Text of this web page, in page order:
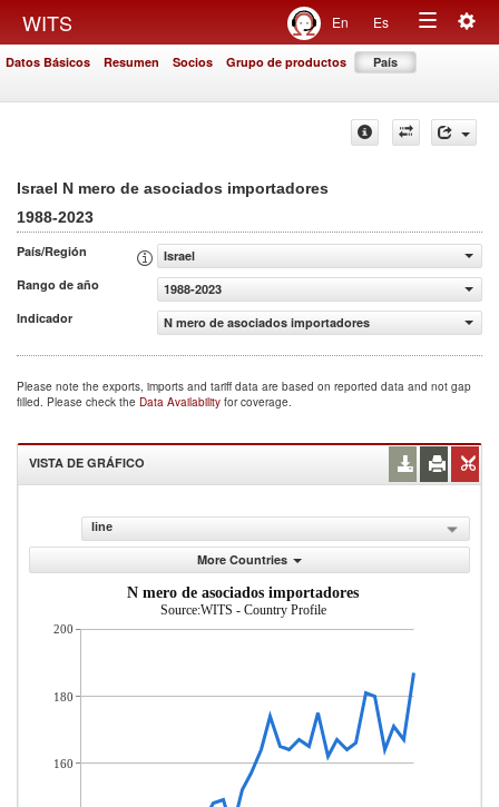
WITS En Es
Toggle
Datos Básicos Resumen Socios Grupo de productos País
Israel N mero de asociados importadores
1988-2023
País/Región
Israel
Rango de año
1988-2023
Indicador
N mero de asociados importadores
Please note the exports, imports and tariff data are based on reported data and not gap
filled. Please check the Data Availability for coverage.
VISTA DE GRÁFICO
line
More Countries
N mero de asociados importadores
Source:WITS - Country Profile
200
180
160